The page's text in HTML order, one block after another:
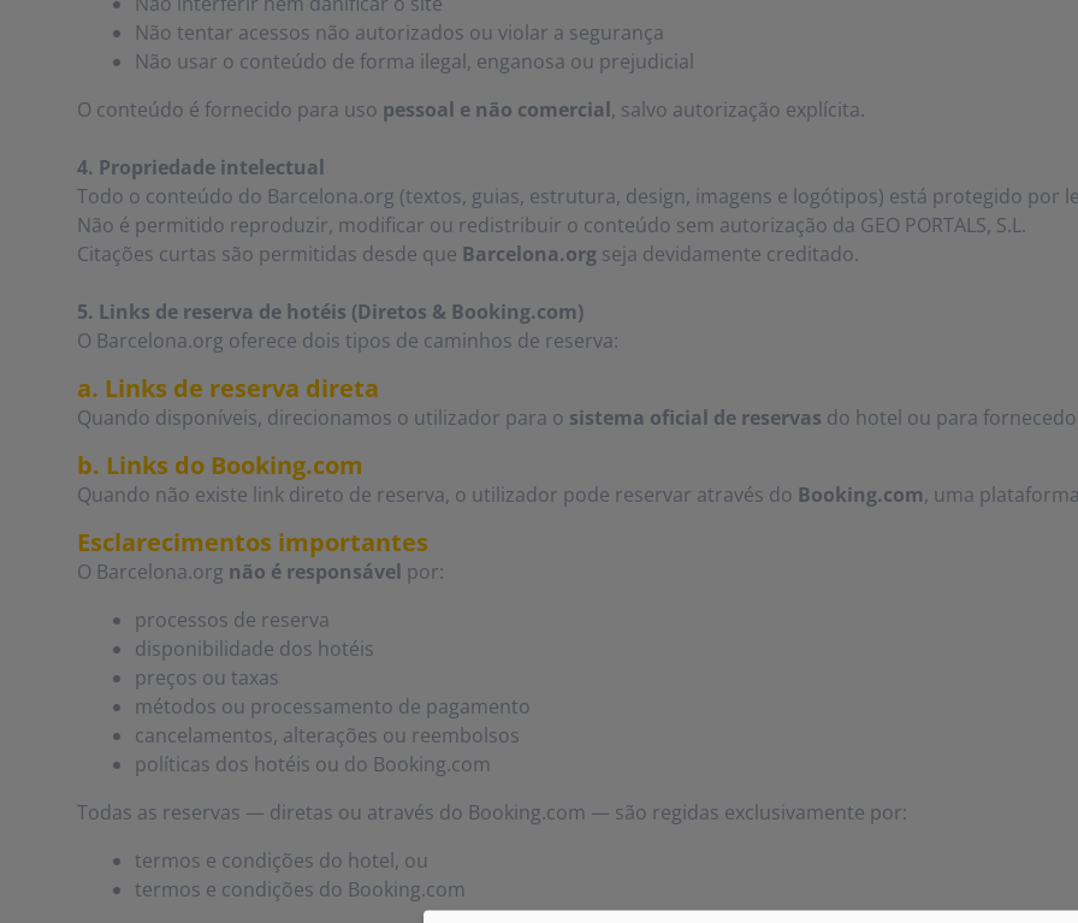
Não tentar acessos não autorizados ou violar a segurança
Não usar o conteúdo de forma ilegal, enganosa ou prejudicial
O conteúdo é fornecido para uso pessoal e não comercial, salvo autorização explícita.
4. Propriedade intelectual
Todo o conteúdo do Barcelona.org (textos, guias, estrutura, design, imagens e logótipos) está protegido por
Não é permitido reproduzir, modificar ou redistribuir o conteúdo sem autorização da GEO PORTALS, S.L.
Citações curtas são permitidas desde que Barcelona.org seja devidamente creditado.
5. Links de reserva de hotéis (Diretos & Booking.com)
O Barcelona.org oferece dois tipos de caminhos de reserva:
a. Links de reserva direta
Quando disponíveis, direcionamos o utilizador para o sistema oficial de reservas do hotel ou para
b. Links do Booking.com
Quando não existe link direto de reserva, o utilizador pode reservar através do Booking.com, uma
Esclarecimentos importantes
O Barcelona.org não é responsável por:
processos de reserva
disponibilidade dos hotéis
preços ou taxas
métodos ou processamento de pagamento
cancelamentos, alterações ou reembolsos
políticas dos hotéis ou do Booking.com
Todas as reservas — diretas ou através do Booking.com — são regidas exclusivamente por:
termos e condições do hotel, ou
termos e condições do Booking.com